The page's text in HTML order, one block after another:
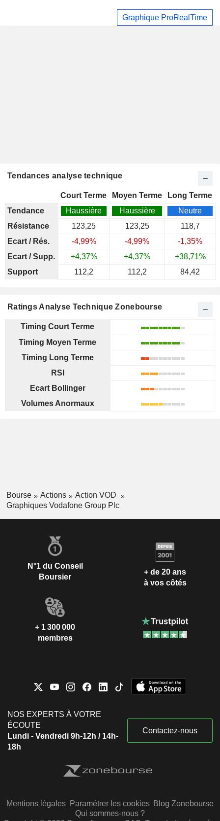
Graphique ProRealTime
Tendances analyse technique
Court Terme Moyen Terme
Long Terme
Tendance
Haussière Haussière
Neutre
Résistance
123,25 123,25
118,7
Ecart / Rés.
-4,99% -4,99%
-1,35%
Ecart / Supp.
+4,37% +4,37%
+38,71%
Support
112,2 112,2 84,42
Ratings Analyse Technique Zonebourse
Timing Court Terme
Timing Moyen Terme
Timing Long Terme
RSI
Ecart Bollinger
Volumes Anormaux
Bourse Actions
Action VOD
Graphiques Vodafone Group Plc
N°1 du Conseil
Boursier
+ de 20 ans
à vos côtés
+ 1 300 000
membres
NOS EXPERTS À VOTRE
ÉCOUTE
Lundi - Vendredi 9h-12h / 14h-
18h
Contactez-nous
Mentions légales Paramétrer les cookies Blog Zonebourse
Qui sommes-nous ?